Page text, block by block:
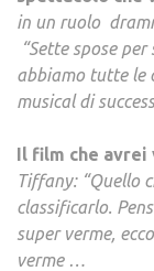
in un ruolo
“Sette spose
abbiamo tutte le
musical di
Il film che
Tiffany: “Quello
classificarlo.
super verme,
verme …